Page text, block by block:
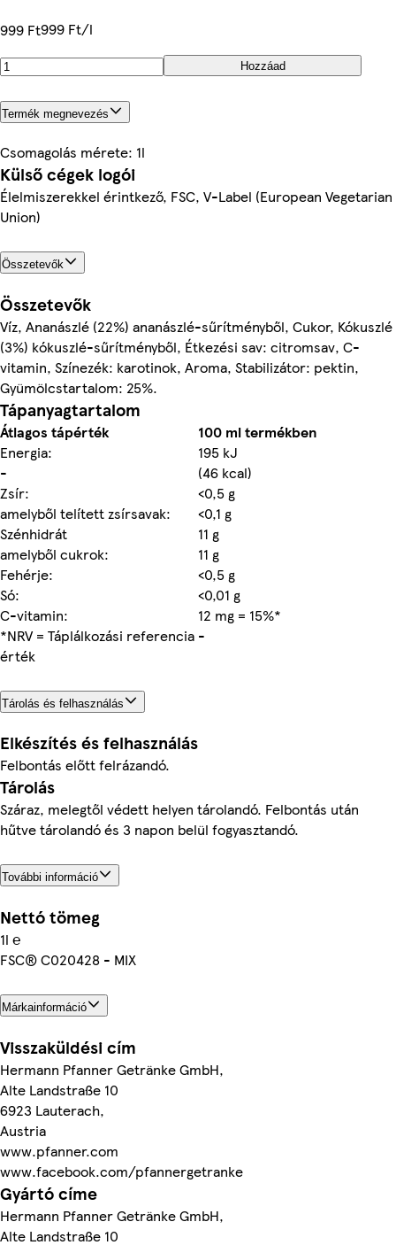
999 Ft999 Ft/l
Hozzáad
Termék megnevezés
Csomagolás mérete: 1l
Külső cégek logói
Élelmiszerekkel érintkező, FSC, V-Label (European Vegetarian
Union)
Összetevők
Összetevők
Víz, Ananászlé (22%) ananászlé-sűrítményből, Cukor, Kókuszlé
(3%) kókuszlé-sűrítményből, Étkezési sav: citromsav, C-
vitamin, Színezék: karotinok, Aroma, Stabilizátor: pektin,
Gyümölcstartalom: 25%.
Tápanyagtartalom
Átlagos tápérték
100 ml termékben
Energia:
195 kJ
-
(46 kcal)
Zsír:
<0,5 g
amelyből telített zsírsavak:
<0,1 g
Szénhidrát
11 g
amelyből cukrok:
11 g
Fehérje:
<0,5 g
Só:
<0,01 g
C-vitamin:
12 mg = 15%*
*NRV = Táplálkozási referencia
érték
-
Tárolás és felhasználás
Elkészítés és felhasználás
Felbontás előtt felrázandó.
Tárolás
Száraz, melegtől védett helyen tárolandó. Felbontás után
hűtve tárolandó és 3 napon belül fogyasztandó.
További információ
Nettó tömeg
1l ℮
FSC® C020428 - MIX
Márkainformáció
Visszaküldési cím
Hermann Pfanner Getränke GmbH,
Alte Landstraße 10
6923 Lauterach,
Austria
www.pfanner.com
www.facebook.com/pfannergetranke
Gyártó címe
Hermann Pfanner Getränke GmbH,
Alte Landstraße 10